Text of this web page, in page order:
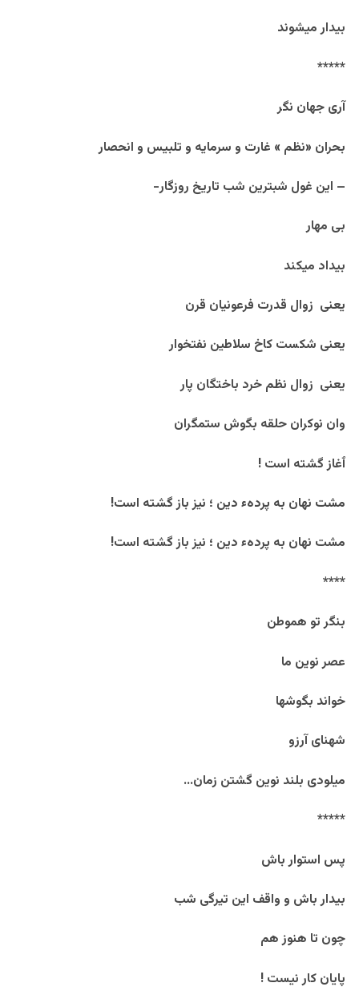
بیدار میشوند
*****
آری جهان نگر
بحران «نظم » غارت و سرمایه و تلبیس و انحصار
– این غول شبترین شب تاریخ روزگار-
بی مهار
بیداد میکند
یعنی زوال قدرت فرعونیان قرن
یعنی شکست کاخ سلاطین نفتخوار
یعنی زوال نظم خرد باختگان پار
وان نوکران حلقه بگوش ستمگران
ٱغاز گشته است !
مشت نهان به پردهء دین ؛ نیز باز گشته است!
مشت نهان به پردهء دین ؛ نیز باز گشته است!
****
بنگر تو هموطن
عصر نوین ما
خواند بگوشها
شهنای آرزو
میلودی بلند نوین گشتن زمان…
*****
پس استوار باش
بیدار باش و واقف این تیرگی شب
چون تا هنوز هم
پایان کار نیست ‍!